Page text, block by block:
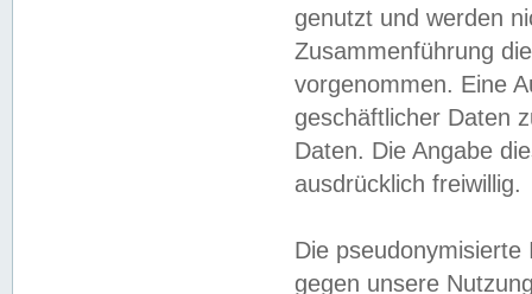
genutzt und werden
Zusammenführung
vorgenommen. Eine
geschäftlicher Daten
Daten. Die Angabe
ausdrücklich freiwillig.
Die
gegen unsere